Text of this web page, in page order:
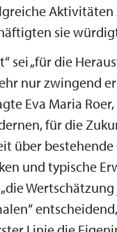
sie
sei „für die
nur zwingend
Eva Maria
für die
über
und typische